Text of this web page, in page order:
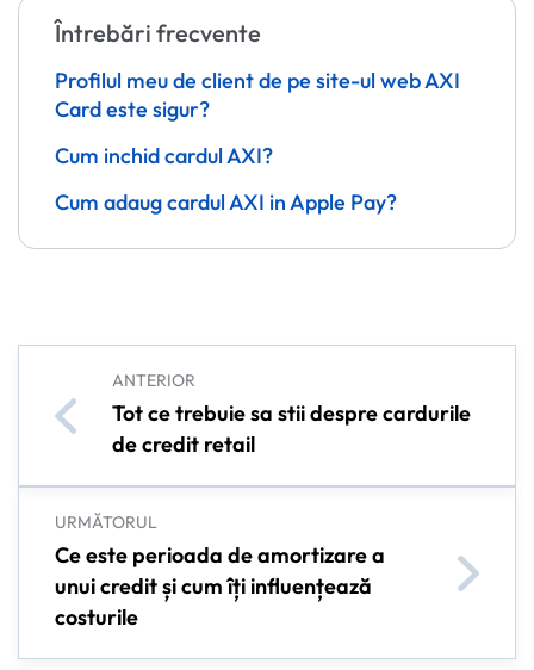
Întrebări frecvente
Profilul meu de client de pe site-ul web AXI
Card este sigur?
Cum inchid cardul AXI?
Cum adaug cardul AXI in Apple Pay?
ANTERIOR
Tot ce trebuie sa stii despre cardurile
de credit retail
URMĂTORUL
Ce este perioada de amortizare a
unui credit și cum îți influențează
costurile